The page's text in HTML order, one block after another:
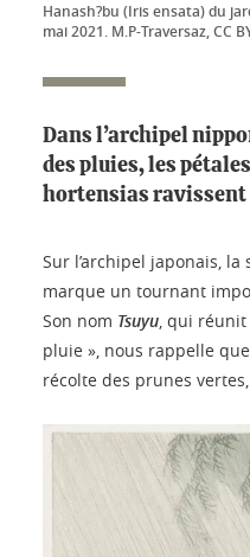
Hanash?bu (Iris ensata) du
mai 2021. M.P-Traversaz, CC
Dans l’archipel
des pluies, les
hortensias ravissent
Sur l’archipel japonais,
marque un tournant
Son nom Tsuyu, qui réunit
pluie », nous rappelle
récolte des prunes vertes,